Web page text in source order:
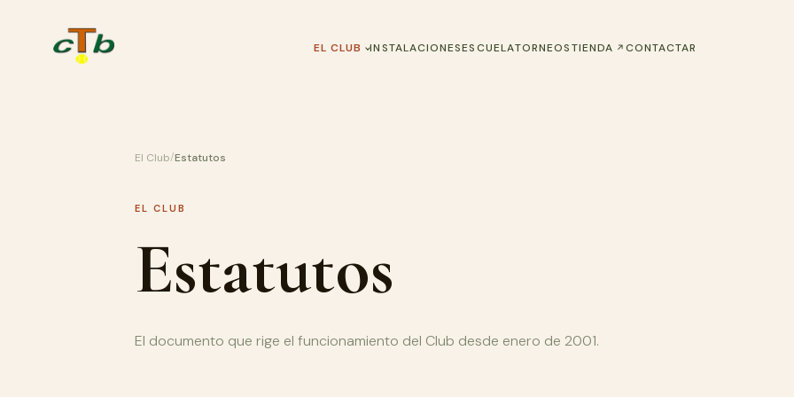
EL CLUB INSTALACIONESESCUELATORNEOSTIENDA (SE ABRE EN UNA NUEVA
CONTACTAR
El Club/Estatutos
EL CLUB
Estatutos
El documento que rige el funcionamiento del Club desde enero de 2001.